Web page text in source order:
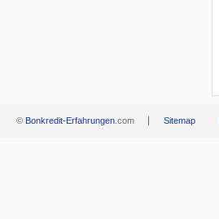
© Bonkredit-Erfahrungen .com Sitemap